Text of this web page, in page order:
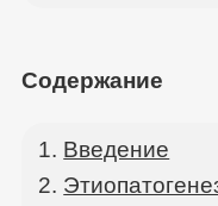
Содержание
Введение